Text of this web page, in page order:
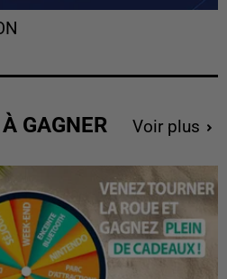
GAGNER Voir plus